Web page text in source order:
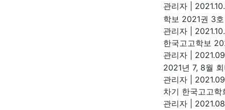
관리자
학보 2021권 3
관리자
한국고고학보
관리자
2021년 7, 8월
관리자
차기 한국고고
관리자